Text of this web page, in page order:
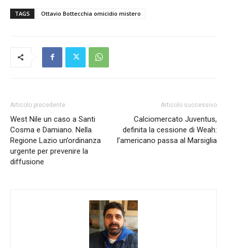
TAGS Ottavio Bottecchia omicidio mistero
Articolo precedente
West Nile un caso a Santi
Cosma e Damiano. Nella
Regione Lazio un’ordinanza
urgente per prevenire la
diffusione
Articolo successivo
Calciomercato Juventus,
definita la cessione di Weah:
l’americano passa al Marsiglia